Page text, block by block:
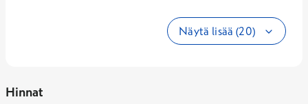
Näytä lisää (20)
Hinnat